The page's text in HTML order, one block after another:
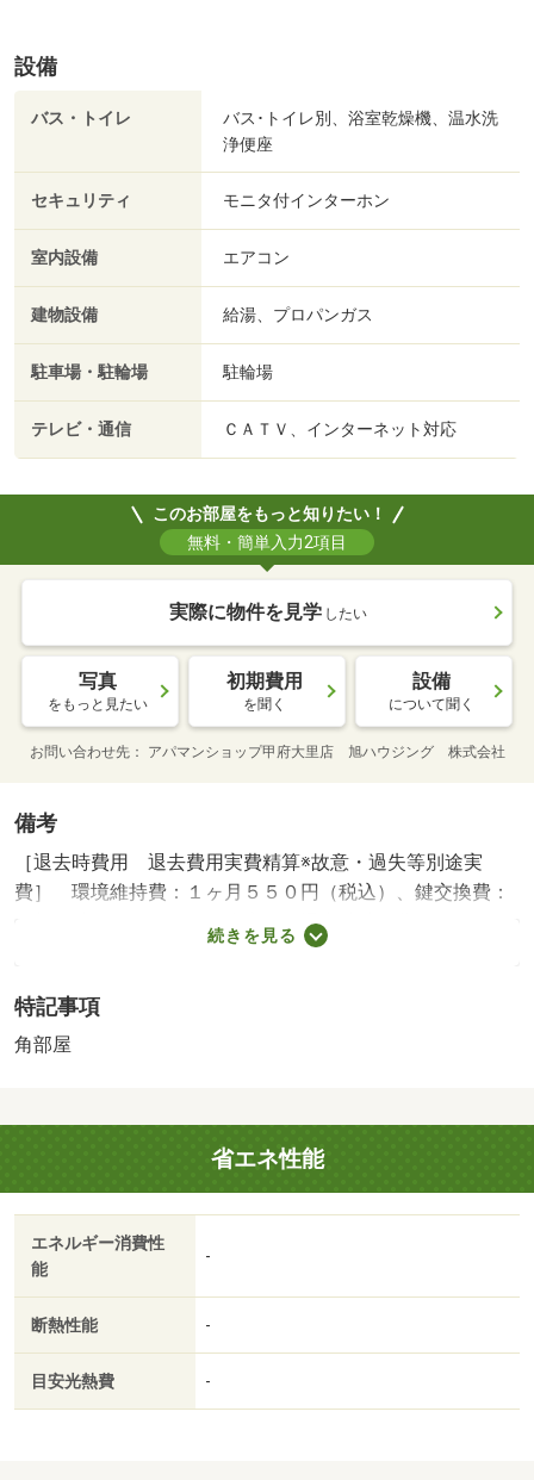
設備
バス・トイレ
バス･トイレ別、浴室乾燥機、温水洗
浄便座
セキュリティ モニタ付インターホン
室内設備 エアコン
建物設備 給湯、プロパンガス
駐車場・駐輪場 駐輪場
テレビ・通信 ＣＡＴＶ、インターネット対応
このお部屋をもっと知りたい！
無料・簡単入力2項目
実際に物件を見学 したい
写真
をもっと見たい
初期費用
を聞く
設備
について聞く
お問い合わせ先 アパマンショップ甲府大里店 旭ハウジング 株式会社
備考
［退去時費用 退去費用実費精算※故意・過失等別途実
費］ 環境維持費：１ヶ月５５０円（税込）、鍵交換費：
ご契約時１６５００円（税込）、退去時清掃費：５２２５
０円（税込）、インターネット利用料：有料、更新手数
４３２１５３３・賃貸保証等：加入要（家賃等の１００％
または１２０％）・★オンライン内見も可能です♪各エリ
し・駐輪場：有
続きを見る
特記事項
角部屋
省エネ性能
エネルギー消費性
能
-
断熱性能 -
目安光熱費 -